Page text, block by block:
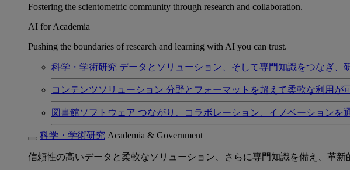
Fostering the scientometric community through research and collaboration.
AI for Academia
Pushing the boundaries of research and learning with AI you can trust.
科学・学術研究 データとソリューション、そして専門知識をつなぎ、
コンテンツソリューション 分野とフォーマットを超えて柔軟な利用が
図書館ソフトウェア つながり、コラボレーション、イノベーションを
科学・学術研究 Academia & Government
信頼性の高いデータと柔軟なソリューション、さらに専門知識を備え、革新